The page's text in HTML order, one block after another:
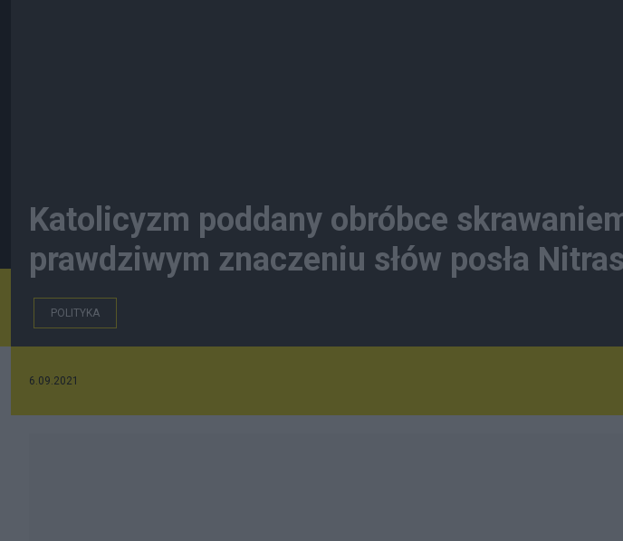
Katolicyzm poddany obróbce
prawdziwym znaczeniu słów posła
POLITYKA
6.09.2021